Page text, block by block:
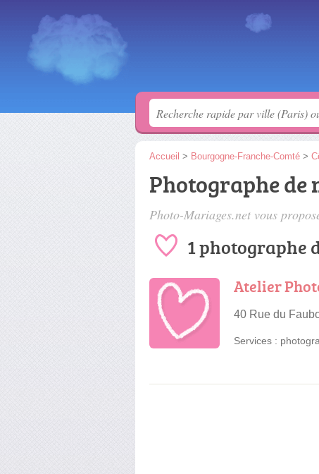
Accueil > Bourgogne-Franche-Comté >
Photographe de
Photo-Mariages.net vous
1 photographe
Atelier
40 Rue du
Services :